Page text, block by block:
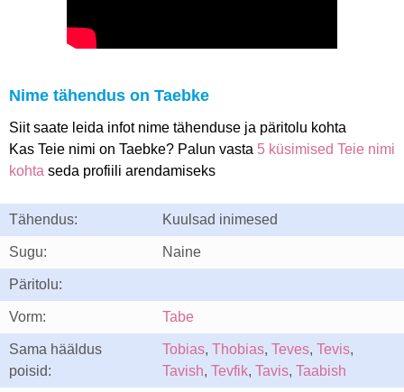
Nime tähendus on Taebke
Siit saate leida infot nime tähenduse ja päritolu kohta
Kas Teie nimi on Taebke? Palun vasta 5 küsimised Teie nimi
kohta seda profiili arendamiseks
Tähendus: Kuulsad inimesed
Sugu: Naine
Päritolu:
Vorm: Tabe
Sama hääldus
poisid:
Tobias, Thobias, Teves, Tevis,
Tavish, Tevfik, Tavis, Taabish